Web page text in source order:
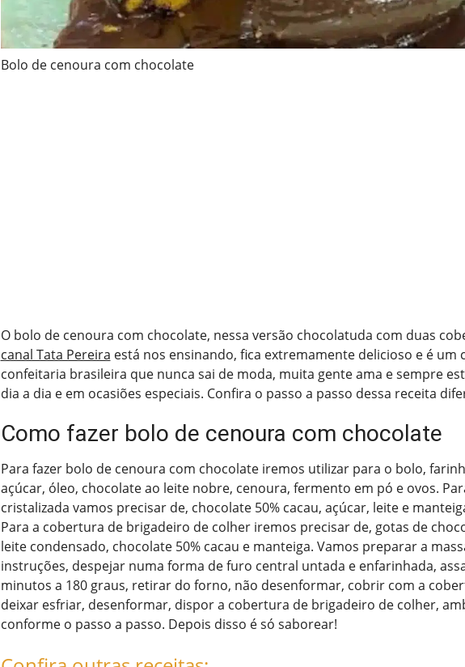
Bolo de cenoura com chocolate
O bolo de cenoura com chocolate, nessa versão chocolatuda com duas
canal Tata Pereira está nos ensinando, fica extremamente delicioso e é um
confeitaria brasileira que nunca sai de moda, muita gente ama e sempre
dia a dia e em ocasiões especiais. Confira o passo a passo dessa receita
Como fazer bolo de cenoura com chocolate
Para fazer bolo de cenoura com chocolate iremos utilizar para o bolo,
açúcar, óleo, chocolate ao leite nobre, cenoura, fermento em pó e ovos.
cristalizada vamos precisar de, chocolate 50% cacau, açúcar, leite e
Para a cobertura de brigadeiro de colher iremos precisar de, gotas de
leite condensado, chocolate 50% cacau e manteiga. Vamos preparar a
instruções, despejar numa forma de furo central untada e enfarinhada,
minutos a 180 graus, retirar do forno, não desenformar, cobrir com a
deixar esfriar, desenformar, dispor a cobertura de brigadeiro de colher,
conforme o passo a passo. Depois disso é só saborear!